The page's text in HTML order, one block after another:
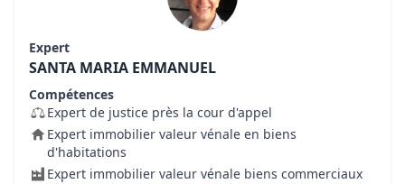
Expert
SANTA MARIA EMMANUEL
Compétences
Expert de justice près la cour d'appel
Expert immobilier valeur vénale en biens
d'habitations
Expert immobilier valeur vénale biens commerciaux